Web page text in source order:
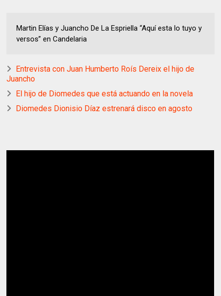
Martin Elías y Juancho De La Espriella “Aquí esta lo tuyo y
versos” en Candelaria
Entrevista con Juan Humberto Roís Dereix el hijo de
Juancho
El hijo de Diomedes que está actuando en la novela
Diomedes Dionisio Díaz estrenará disco en agosto